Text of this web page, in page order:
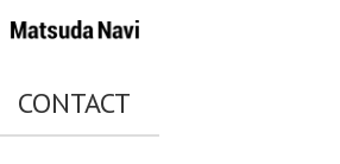
CONTACT